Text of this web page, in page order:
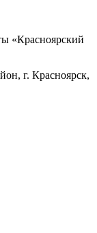
«Красноярский
г. Красноярск,